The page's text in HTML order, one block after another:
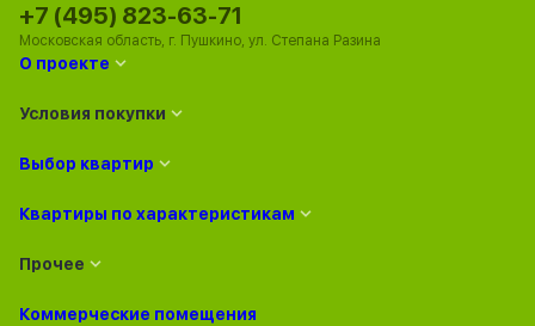
О проекте
Условия покупки
Выбор квартир
Квартиры по характеристикам
Прочее
Коммерческие помещения
+7 (495) 823-63-71
Московская область, г. Пушкино, ул. Степана Разина